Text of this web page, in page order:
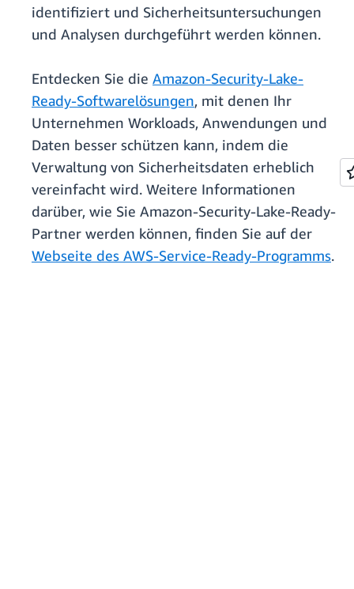
identifiziert und Sicherheitsuntersuchungen
und Analysen durchgeführt werden können.
Entdecken Sie die Amazon-Security-Lake-
Ready-Softwarelösungen, mit denen Ihr
Unternehmen Workloads, Anwendungen und
Daten besser schützen kann, indem die
Verwaltung von Sicherheitsdaten erheblich
vereinfacht wird. Weitere Informationen
darüber, wie Sie Amazon-Security-Lake-Ready-
Partner werden können, finden Sie auf der
Webseite des AWS-Service-Ready-Programms.